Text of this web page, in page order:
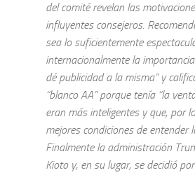
del comité revelan las
influyentes consejeros.
sea lo suficientemente
internacionalmente la
dé publicidad a la misma” y
“blanco AA” porque tenía “la
eran más inteligentes y que, por
mejores condiciones de entender
Finalmente la administración
Kioto y, en su lugar, se decidió por